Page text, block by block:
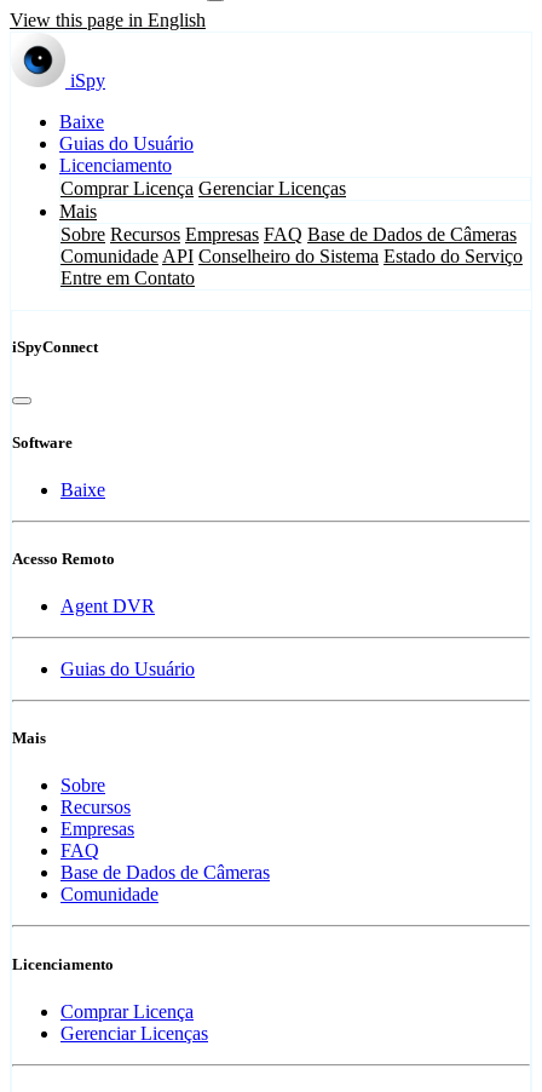
View this page in English
iSpy
Baixe
Guias do Usuário
Licenciamento
Comprar Licença Gerenciar Licenças
Mais
Sobre Recursos Empresas FAQ Base de Dados de Câmeras
Comunidade API Conselheiro do Sistema Estado do Serviço
Entre em Contato
iSpyConnect
Software
Baixe
Acesso Remoto
Agent DVR
Guias do Usuário
Mais
Sobre
Recursos
Empresas
FAQ
Base de Dados de Câmeras
Comunidade
Licenciamento
Comprar Licença
Gerenciar Licenças